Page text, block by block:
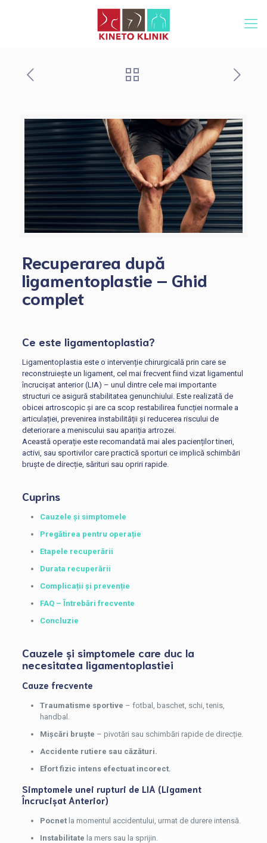
Recuperarea după
ligamentoplastie – Ghid
complet
Ce este ligamentoplastia?
Ligamentoplastia este o intervenție chirurgicală prin care se
reconstruiește un ligament, cel mai frecvent fiind vizat ligamentul
încrucișat anterior (LIA) – unul dintre cele mai importante
structuri ce asigură stabilitatea genunchiului. Este realizată de
obicei artroscopic și are ca scop restabilirea funcției normale a
articulației, prevenirea instabilității și reducerea riscului de
deteriorare a meniscului sau apariția artrozei.
Această operație este recomandată mai ales pacienților tineri,
activi, sau sportivilor care practică sporturi ce implică schimbări
bruște de direcție, sărituri sau opriri rapide.
Cuprins
Cauzele și simptomele
Pregătirea pentru operație
Etapele recuperării
Durata recuperării
Complicații și prevenție
FAQ – Întrebări frecvente
Concluzie
Cauzele și simptomele care duc la
necesitatea ligamentoplastiei
Cauze frecvente
Traumatisme sportive – fotbal, baschet, schi, tenis,
handbal.
Mișcări bruște – pivotări sau schimbări rapide de direcție.
Accidente rutiere sau căzături.
Efort fizic intens efectuat incorect.
Simptomele unei rupturi de LIA (Ligament
Încrucișat Anterior)
Pocnetla momentul accidentului, urmat de durere intensă.
Instabilitate la mers sau la sprijin.